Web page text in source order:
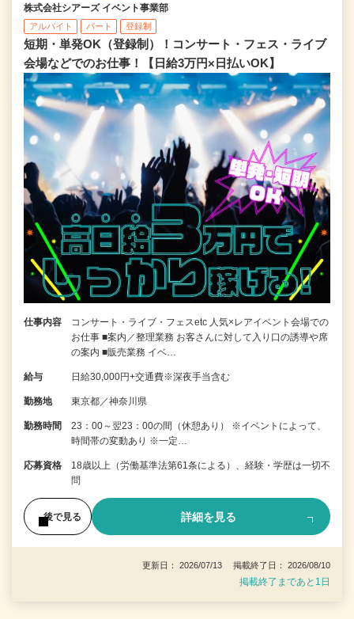
株式会社シアーズ イベント事業部
アルバイト パート 登録制
短期・単発OK（登録制）！コンサート・フェス・ライブ
会場などでのお仕事！【日給3万円×日払いOK】
仕事内容
コンサート・ライブ・フェスetc 人気×レアイベント会場での
お仕事 ■案内／整理業務 お客さんに対して入り口の誘導や席
の案内 ■販売業務 イベ…
給与 日給30,000円+交通費※深夜手当含む
勤務地 東京都／神奈川県
勤務時間
23：00～翌23：00の間（休憩あり） ※イベントによって、
時間帯の変動あり ※一定…
応募資格
18歳以上（労働基準法第61条による）、経験・学歴は一切不
問
後で見る 詳細を見る
更新日： 2026/07/13 掲載終了日： 2026/08/10
掲載終了まであと1日